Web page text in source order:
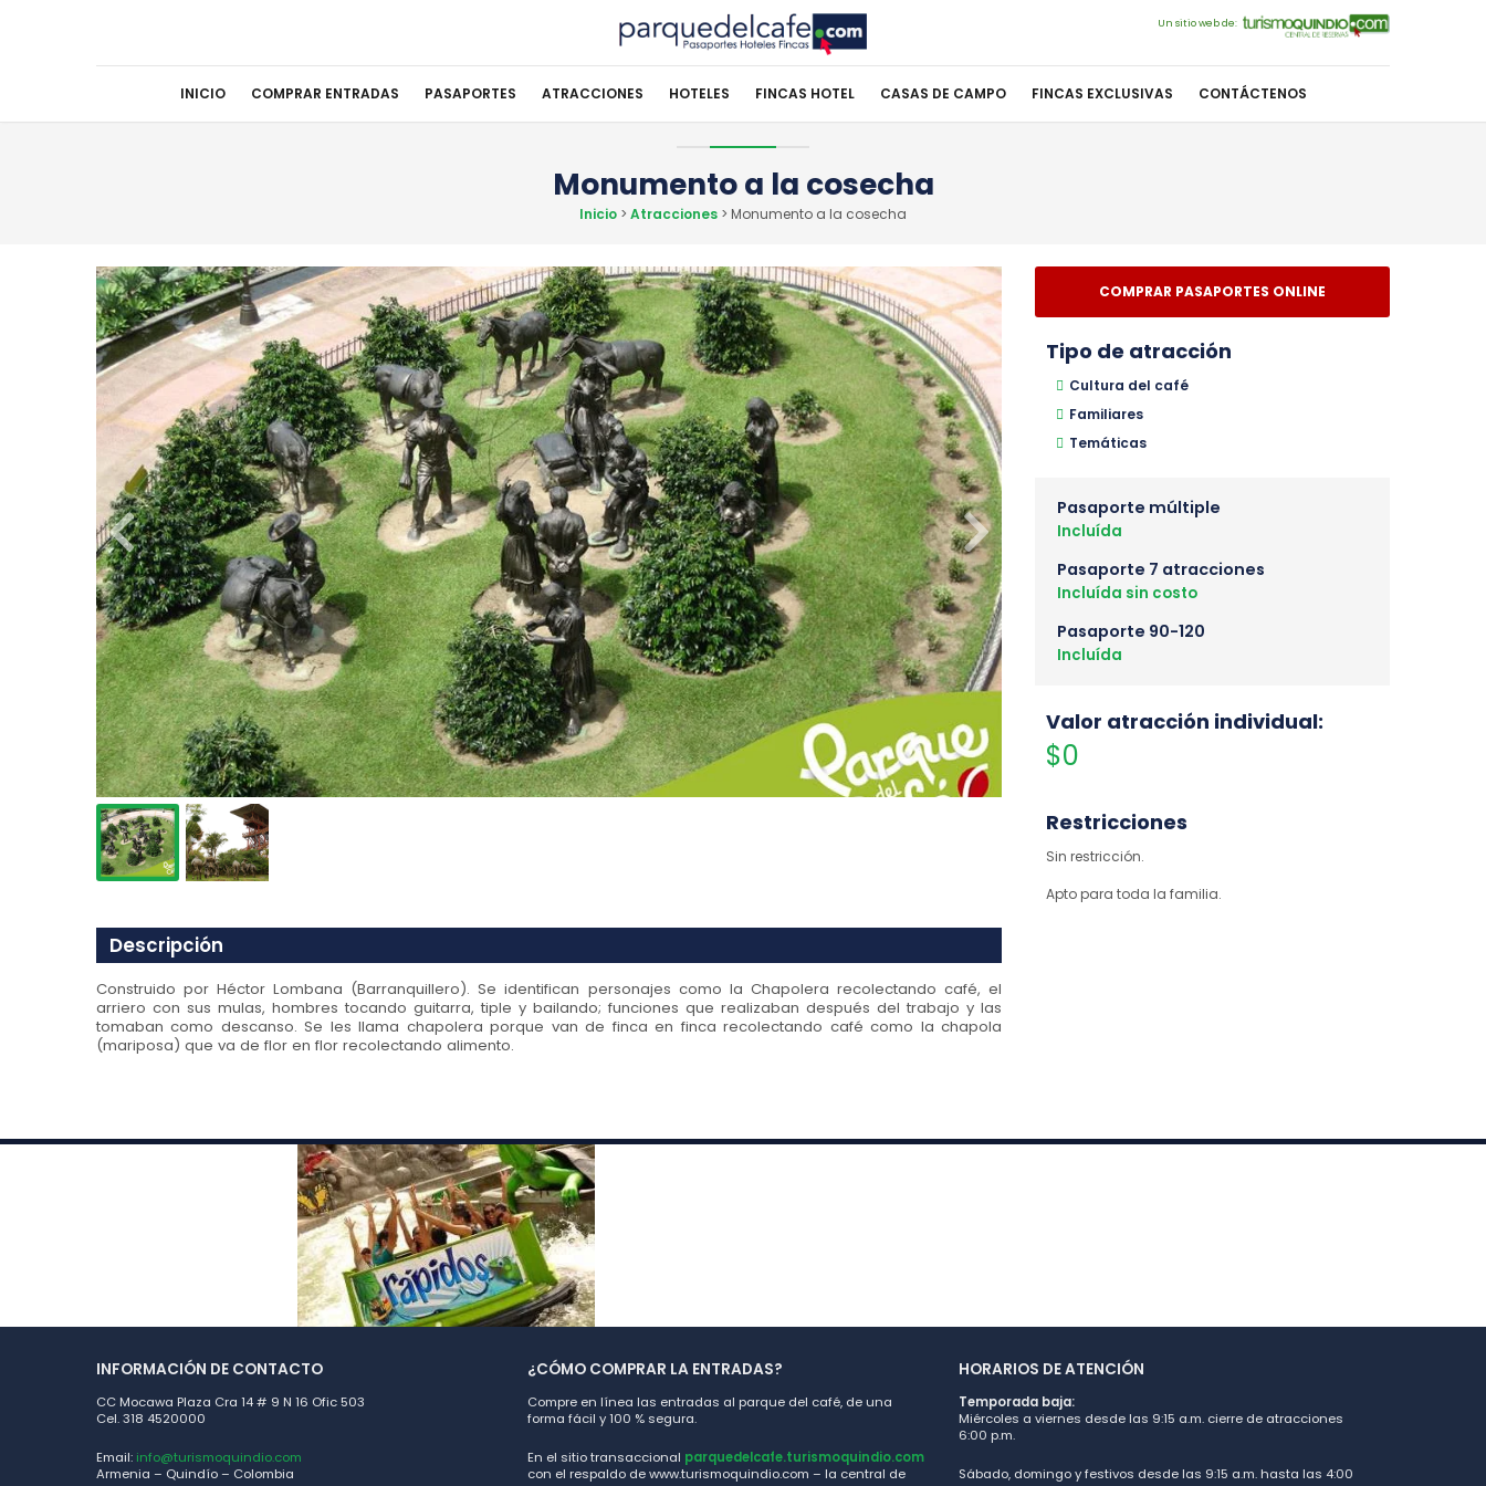
Un sitio web de:
INICIO COMPRAR ENTRADAS PASAPORTES ATRACCIONES HOTELES FINCAS HOTEL CASAS DE CAMPO FINCAS EXCLUSIVAS CONTÁCTENOS
Monumento a la cosecha
Inicio > Atracciones > Monumento a la cosecha
Descripción
Construido por Héctor Lombana (Barranquillero). Se identifican personajes como la Chapolera recolectando café, el
arriero con sus mulas, hombres tocando guitarra, tiple y bailando; funciones que realizaban después del trabajo y las
tomaban como descanso. Se les llama chapolera porque van de finca en finca recolectando café como la chapola
(mariposa) que va de flor en flor recolectando alimento.
COMPRAR PASAPORTES ONLINE
Tipo de atracción
Cultura del café
Familiares
Temáticas
Pasaporte múltiple
Incluída
Pasaporte 7 atracciones
Incluída sin costo
Pasaporte 90-120
Incluída
Valor atracción individual:
$0
Restricciones
Sin restricción.
Apto para toda la familia.
INFORMACIÓN DE CONTACTO
CC Mocawa Plaza Cra 14 # 9 N 16 Ofic 503
Cel. 318 4520000
Email: info@turismoquindio.com
Armenia – Quindío – Colombia
¿CÓMO COMPRAR LA ENTRADAS?
Compre en línea las entradas al parque del café, de una
forma fácil y 100 % segura.
En el sitio transaccional parquedelcafe.turismoquindio.com
con el respaldo de www.turismoquindio.com – la central de
HORARIOS DE ATENCIÓN
Temporada baja:
Miércoles a viernes desde las 9:15 a.m. cierre de atracciones
6:00 p.m.
Sábado, domingo y festivos desde las 9:15 a.m. hasta las 4:00